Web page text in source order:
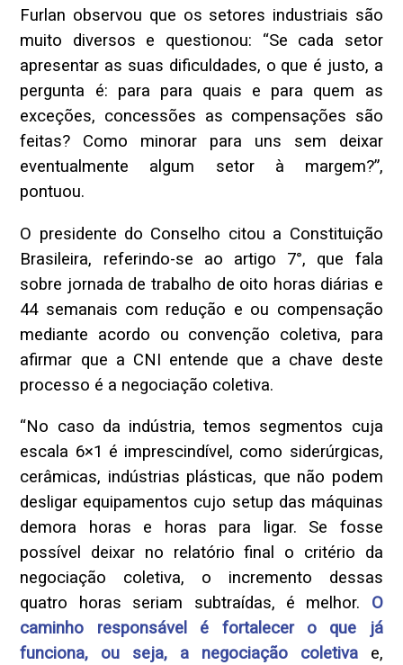
Furlan observou que os setores industriais são
muito diversos e questionou: “Se cada setor
apresentar as suas dificuldades, o que é justo, a
pergunta é: para para quais e para quem as
exceções, concessões as compensações são
feitas? Como minorar para uns sem deixar
eventualmente algum setor à margem?”,
pontuou.
O presidente do Conselho citou a Constituição
Brasileira, referindo-se ao artigo 7°, que fala
sobre jornada de trabalho de oito horas diárias e
44 semanais com redução e ou compensação
mediante acordo ou convenção coletiva, para
afirmar que a CNI entende que a chave deste
processo é a negociação coletiva.
“No caso da indústria, temos segmentos cuja
escala 6×1 é imprescindível, como siderúrgicas,
cerâmicas, indústrias plásticas, que não podem
desligar equipamentos cujo setup das máquinas
demora horas e horas para ligar. Se fosse
possível deixar no relatório final o critério da
negociação coletiva, o incremento dessas
quatro horas seriam subtraídas, é melhor. O
caminho responsável é fortalecer o que já
funciona, ou seja, a negociação coletivae,